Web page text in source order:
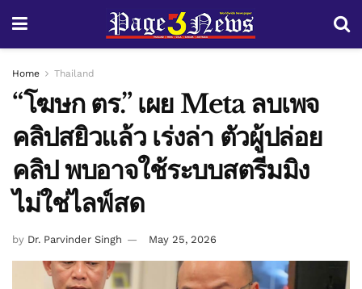
Home Thailand
“โฆษก ตร.” เผย Meta ลบเพจ
คลิปสยิวแล้ว เร่งล่า ตัวผู้ปล่อย
คลิป พบอาจใช้ระบบสตรีมมิง
ไม่ใช่ไลฟ์สด
by Dr. Parvinder Singh May 25, 2026